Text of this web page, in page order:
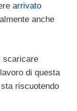
arrivato
anche
scaricare
di questa
riscuotendo